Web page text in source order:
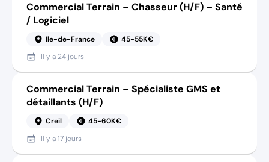
Commercial Terrain – Chasseur (H/F) – Santé
/ Logiciel
Ile-de-France
45-55K€
Il y a 24 jours
Commercial Terrain – Spécialiste GMS et
détaillants (H/F)
Creil
45-60K€
Il y a17 jours